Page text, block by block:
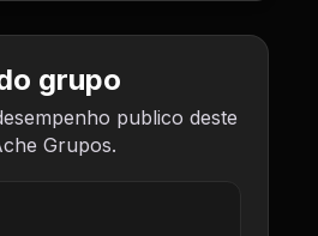
grupo
publico deste
Grupos.